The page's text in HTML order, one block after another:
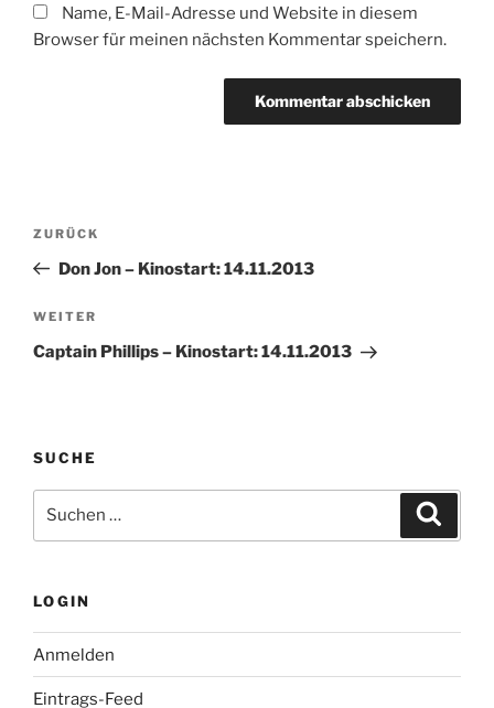
Name, E-Mail-Adresse und Website in diesem
Browser für meinen nächsten Kommentar speichern.
Beitragsnavigation
Vorheriger
Beitrag
ZURÜCK
Don Jon – Kinostart: 14.11.2013
Nächster
Beitrag
WEITER
Captain Phillips – Kinostart: 14.11.2013
SUCHE
nach:
LOGIN
Anmelden
Eintrags-Feed